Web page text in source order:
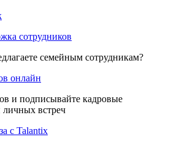
сотрудников
семейным сотрудникам?
онлайн
и подписывайте кадровые
личных встреч
с Talantix